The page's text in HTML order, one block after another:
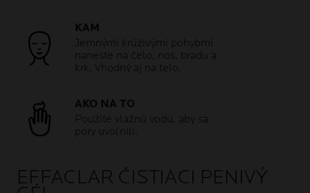
KAM
Jemnými krúživými pohybmi
naneste na čelo, nos, bradu a
krk. Vhodný aj na telo.
AKO NA TO
Použite vlažnú vodu, aby sa
póry uvoľnili.
EFFACLAR ČISTIACI PENIVÝ